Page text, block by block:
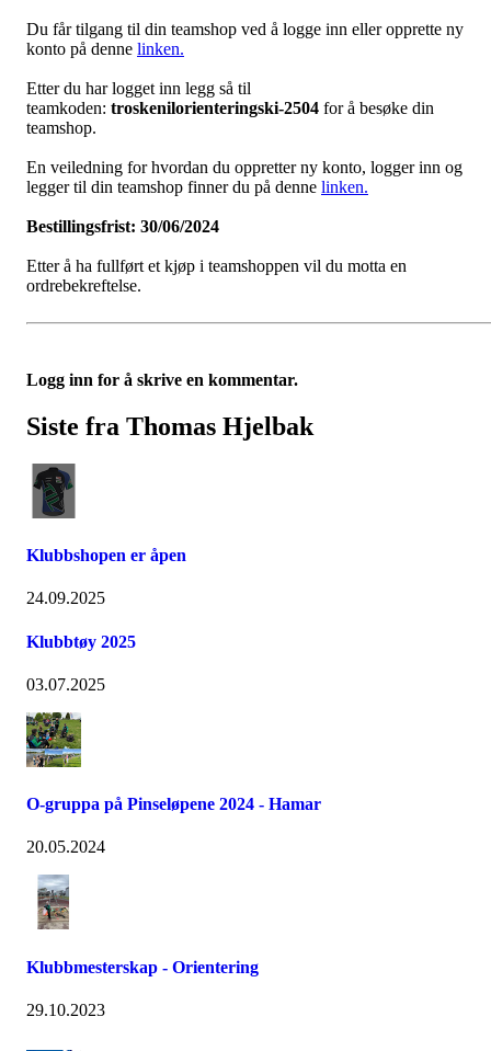
Du får tilgang til din teamshop ved å logge inn eller opprette ny
konto på denne linken.
Etter du har logget inn legg så til
teamkoden: troskenilorienteringski-2504 for å besøke din
teamshop.
En veiledning for hvordan du oppretter ny konto, logger inn og
legger til din teamshop finner du på denne linken.
Bestillingsfrist: 30/06/2024
Etter å ha fullført et kjøp i teamshoppen vil du motta en
ordrebekreftelse.
Logg inn for å skrive en kommentar.
Siste fra Thomas Hjelbak
Klubbshopen er åpen
24.09.2025
Klubbtøy 2025
03.07.2025
O-gruppa på Pinseløpene 2024 - Hamar
20.05.2024
Klubbmesterskap - Orientering
29.10.2023